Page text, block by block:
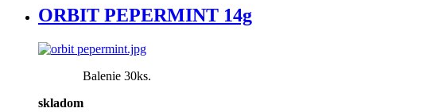
ORBIT PEPERMINT 14g
Balenie 30ks.
skladom